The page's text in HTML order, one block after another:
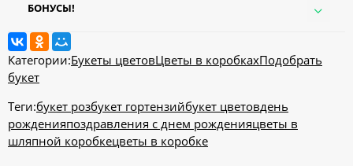
БОНУСЫ!
Категории:Букеты цветовЦветы в коробкахПодобрать
букет
Теги:букет розбукет гортензийбукет цветовдень
рожденияпоздравления с днем рожденияцветы в
шляпной коробкецветы в коробке